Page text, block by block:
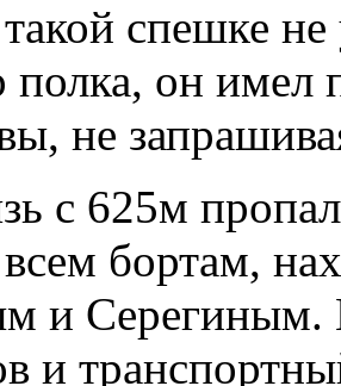
спешке
полка, он имел
не
с 625м
бортам,
и Серегиным.
и